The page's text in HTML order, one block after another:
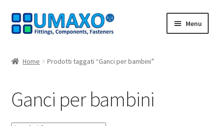
Vai
alla
Vai
al
Menu
Carrello
Home Prodotti taggati “Ganci per bambini”
Ganci per bambini